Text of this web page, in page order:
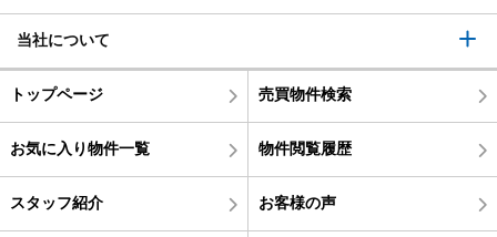
当社について
トップページ 売買物件検索
お気に入り物件一覧 物件閲覧履歴
スタッフ紹介 お客様の声